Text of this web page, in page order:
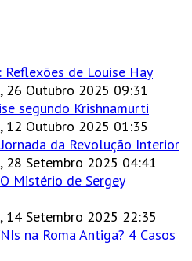
de Louise Hay
26 Outubro 2025 09:31
segundo Krishnamurti
12 Outubro 2025 01:35
da Revolução Interior
28 Setembro 2025 04:41
Mistério de Sergey
14 Setembro 2025 22:35
na Roma Antiga? 4 Casos